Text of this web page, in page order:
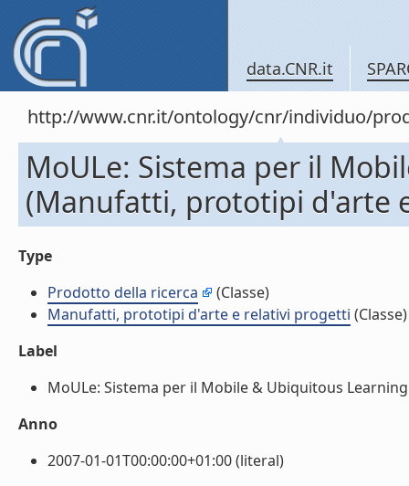
data.CNR.it
http://www.cnr.it/ontology/cnr/individuo/
MoULe: Sistema per il
(Manufatti, prototipi d'arte
Type
Prodotto della ricerca
(Classe)
Manufatti, prototipi d'arte e relativi progetti (Classe)
Label
MoULe: Sistema per il Mobile & Ubiquitous
Anno
2007-01-01T00:00:00+01:00 (literal)